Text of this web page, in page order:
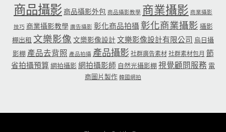
商品攝影商品攝影外包 商品攝影教學 商業攝影 商業攝影
技巧 商業攝影教學 廣告攝影 彰化商品拍攝 彰化商業攝影 攝影
棚出租 文樂影像 文樂影像設計文樂影像設計有限公司 烏日攝
影棚 產品去背照 產品拍攝 產品攝影 社群廣告素材 社群素材包月 節
省拍攝預算 網拍攝影 網拍攝影師 自然光攝影棚 視覺顧問服務 電
商圖片製作 韓國網拍